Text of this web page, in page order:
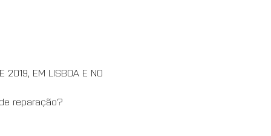
2019, EM LISBOA E NO
reparação?